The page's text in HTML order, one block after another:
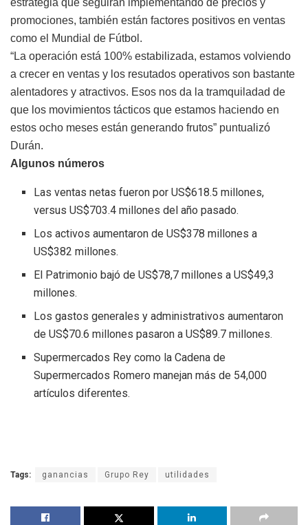
estrategia que seguirán implementando de precios y
promociones, también están factores positivos en ventas
como el Mundial de Fútbol.
“La operación está 100% estabilizada, estamos volviendo
a crecer en ventas y los resutados operativos son bastante
alentadores y atractivos. Esos nos da la tramquiladad de
que los movimientos tácticos que estamos haciendo en
estos ocho meses están generando frutos” puntualizó
Durán.
Algunos números
Las ventas netas fueron por US$618.5 millones,
versus US$703.4 millones del año pasado.
Los activos aumentaron de US$378 millones a
US$382 millones.
El Patrimonio bajó de US$78,7 millones a US$49,3
millones.
Los gastos generales y administrativos aumentaron
de US$70.6 millones pasaron a US$89.7 millones.
Supermercados Rey como la Cadena de
Supermercados Romero manejan más de 54,000
artículos diferentes.
Tags: ganancias Grupo Rey utilidades